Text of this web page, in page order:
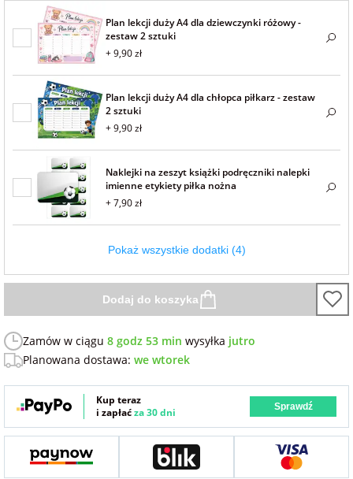
Plan lekcji duży A4 dla dziewczynki różowy -
zestaw 2 sztuki
+ 9,90 zł
Plan lekcji duży A4 dla chłopca piłkarz - zestaw
2 sztuki
+ 9,90 zł
Naklejki na zeszyt książki podręczniki nalepki
imienne etykiety piłka nożna
+ 7,90 zł
Pokaż wszystkie dodatki (4)
Dodaj do koszyka
Zamów w ciągu 8 godz 53 min wysyłka jutro
Planowana dostawa: we wtorek
Kup teraz
i zapłaćza 30 dni Sprawdź